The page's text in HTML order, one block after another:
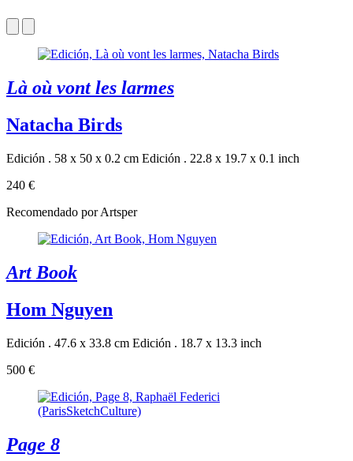
Là où vont les larmes
Natacha Birds
Edición . 58 x 50 x 0.2 cm Edición . 22.8 x 19.7 x 0.1 inch
240 €
Recomendado por Artsper
Art Book
Hom Nguyen
Edición . 47.6 x 33.8 cm Edición . 18.7 x 13.3 inch
500 €
Page 8